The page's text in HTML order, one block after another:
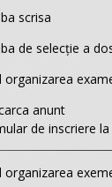
scrisa
de selecție a
anunt
de inscriere
organizarea